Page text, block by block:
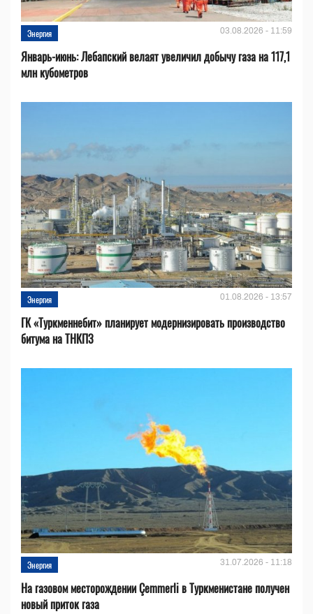
Энергия 03.08.2026 - 11:59
Январь-июнь: Лебапский велаят увеличил добычу газа на 117,1
млн кубометров
Энергия 01.08.2026 - 13:57
ГК «Туркменнебит» планирует модернизировать производство
битума на ТНКПЗ
Энергия 31.07.2026 - 11:18
На газовом месторождении Çemmerli в Туркменистане получен
новый приток газа